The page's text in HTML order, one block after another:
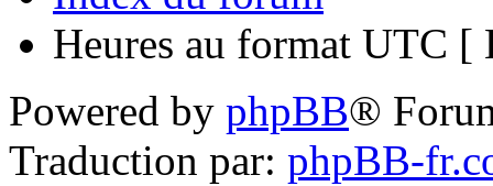
Heures au format UTC [
Powered by phpBB®
Traduction par: phpBB-